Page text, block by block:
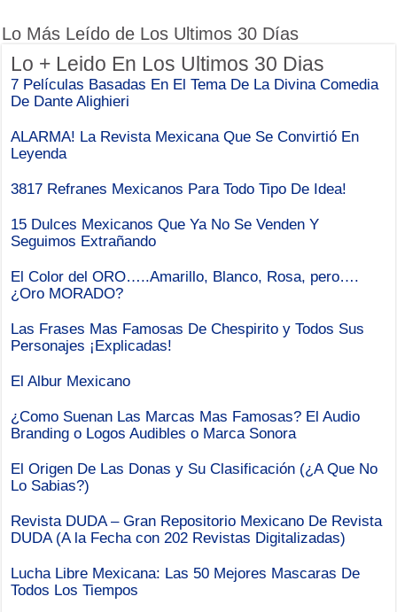
Lo Más Leído de Los Ultimos 30 Días
Lo + Leido En Los Ultimos 30 Dias
7 Películas Basadas En El Tema De La Divina Comedia
De Dante Alighieri
ALARMA! La Revista Mexicana Que Se Convirtió En
Leyenda
3817 Refranes Mexicanos Para Todo Tipo De Idea!
15 Dulces Mexicanos Que Ya No Se Venden Y
Seguimos Extrañando
El Color del ORO…..Amarillo, Blanco, Rosa, pero….
¿Oro MORADO?
Las Frases Mas Famosas De Chespirito y Todos Sus
Personajes ¡Explicadas!
El Albur Mexicano
¿Como Suenan Las Marcas Mas Famosas? El Audio
Branding o Logos Audibles o Marca Sonora
El Origen De Las Donas y Su Clasificación (¿A Que No
Lo Sabias?)
Revista DUDA – Gran Repositorio Mexicano De Revista
DUDA (A la Fecha con 202 Revistas Digitalizadas)
Lucha Libre Mexicana: Las 50 Mejores Mascaras De
Todos Los Tiempos